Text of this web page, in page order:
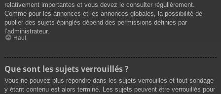
relativement importantes et vous devez le consulter régulièrement.
Comme pour les annonces et les annonces globales, la possibilité de
publier des sujets épinglés dépend des permissions définies par
l’administrateur.
Haut
Que sont les sujets verrouillés ?
Vous ne pouvez plus répondre dans les sujets verrouillés et tout sondage
y étant contenu est alors terminé. Les sujets peuvent être verrouillés pour